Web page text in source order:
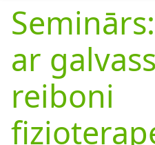
ar
reiboni